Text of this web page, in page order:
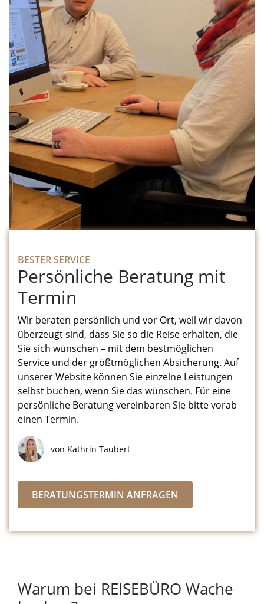
BESTER SERVICE
Persönliche Beratung mit
Termin
Wir beraten persönlich und vor Ort, weil wir davon
überzeugt sind, dass Sie so die Reise erhalten, die
Sie sich wünschen – mit dem bestmöglichen
Service und der größtmöglichen Absicherung. Auf
unserer Website können Sie einzelne Leistungen
selbst buchen, wenn Sie das wünschen. Für eine
persönliche Beratung vereinbaren Sie bitte vorab
einen Termin.
von Kathrin Taubert
BERATUNGSTERMIN ANFRAGEN
Warum bei REISEBÜRO Wache